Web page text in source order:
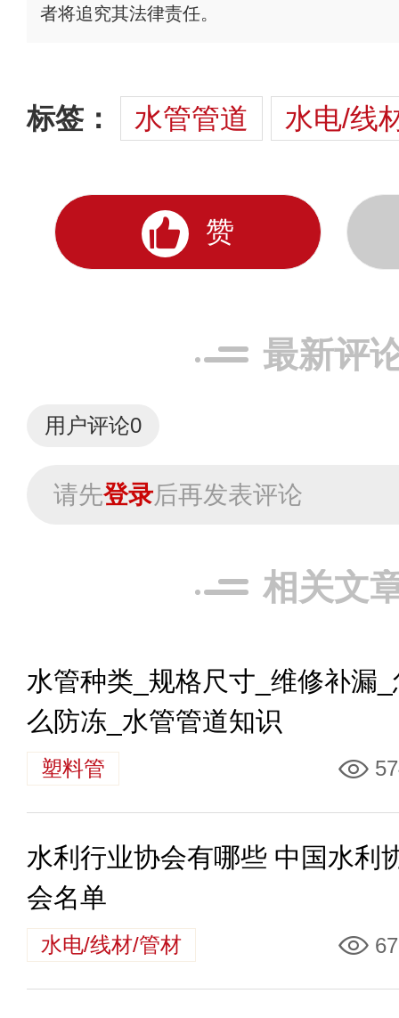
者将追究其法律责任。
标签： 水管管道 水电/线
赞
最新评
用户评论0
请先登录后再发表评论
相关文
水管种类_规格尺寸_维修补漏_
么防冻_水管管道知识
塑料管
水利行业协会有哪些 中国水利
会名单
水电/线材/管材